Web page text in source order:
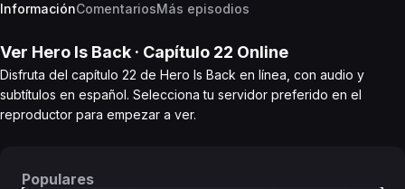
InformaciónComentariosMás episodios
Ver Hero Is Back · Capítulo 22 Online
Disfruta del capítulo 22 de Hero Is Back en línea, con audio y
subtítulos en español. Selecciona tu servidor preferido en el
reproductor para empezar a ver.
Populares